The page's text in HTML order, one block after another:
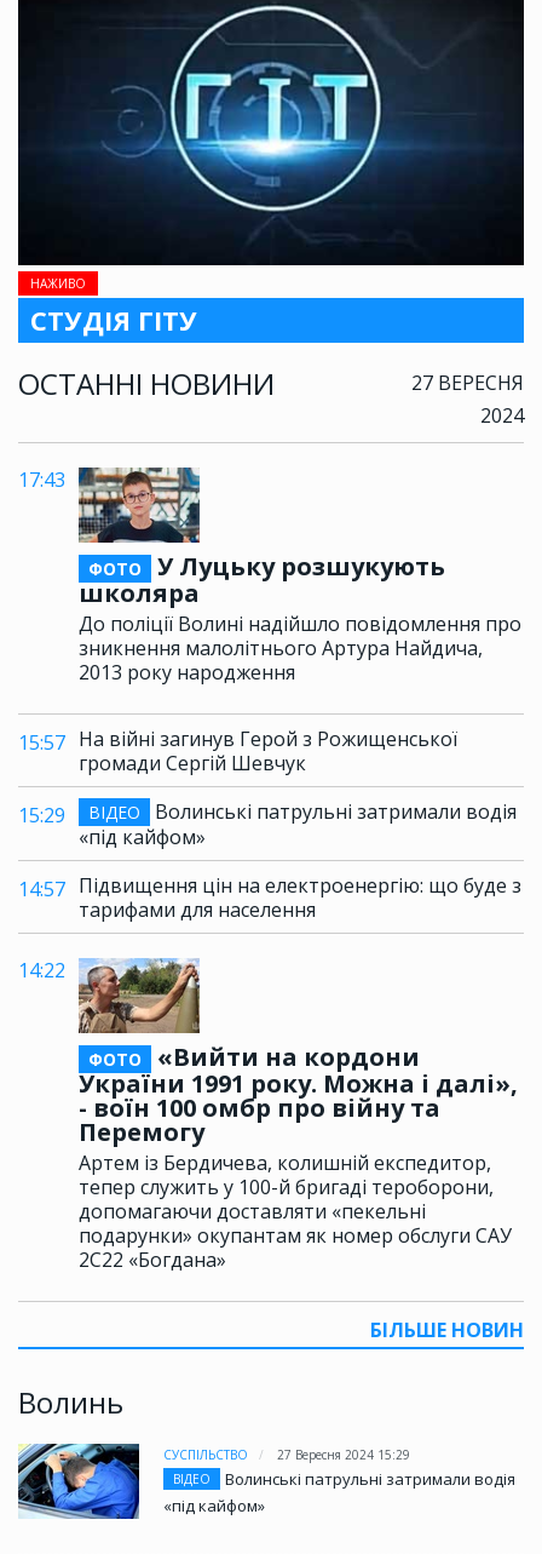
НАЖИВО
СТУДІЯ ГІТУ
ОСТАННІ НОВИНИ
27 ВЕРЕСНЯ
2024
17:43
ФОТО
У Луцьку розшукують
школяра
До поліції Волині надійшло повідомлення про
зникнення малолітнього Артура Найдича,
2013 року народження
15:57 На війні загинув Герой з Рожищенської
громади Сергій Шевчук
15:29
ВІДЕО
Волинські патрульні затримали водія
«під кайфом»
14:57 Підвищення цін на електроенергію: що буде з
тарифами для населення
14:22
ФОТО
«Вийти на кордони
України 1991 року. Можна і далі»,
- воїн 100 омбр про війну та
Перемогу
Артем із Бердичева, колишній експедитор,
тепер служить у 100-й бригаді тероборони,
допомагаючи доставляти «пекельні
подарунки» окупантам як номер обслуги САУ
2С22 «Богдана»
БІЛЬШЕ НОВИН
Волинь
СУСПІЛЬСТВО
27 Вересня 2024 15:29
ВІДЕО
Волинські патрульні затримали водія
«під кайфом»